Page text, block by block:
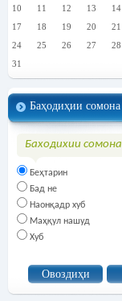
10
11 12 13 14
17
18 19 20 21
24
25 26 27 28
31
Баҳодиҳии сомона
Баходихии сомона
Беҳтарин
Бад не
Наонқадр хуб
Маҳқул нашуд
Хуб